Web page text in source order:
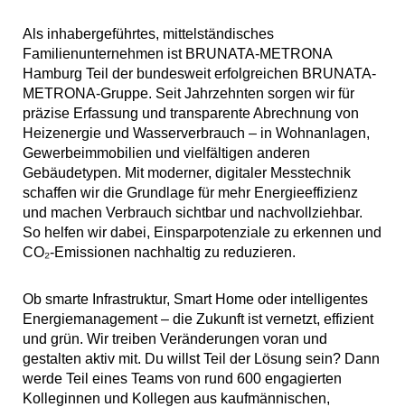
Als inhabergeführtes, mittelständisches
Familienunternehmen ist BRUNATA-METRONA
Hamburg Teil der bundesweit erfolgreichen BRUNATA-
METRONA-Gruppe. Seit Jahrzehnten sorgen wir für
präzise Erfassung und transparente Abrechnung von
Heizenergie und Wasserverbrauch – in Wohnanlagen,
Gewerbeimmobilien und vielfältigen anderen
Gebäudetypen. Mit moderner, digitaler Messtechnik
schaffen wir die Grundlage für mehr Energieeffizienz
und machen Verbrauch sichtbar und nachvollziehbar.
So helfen wir dabei, Einsparpotenziale zu erkennen und
CO₂-Emissionen nachhaltig zu reduzieren.
Ob smarte Infrastruktur, Smart Home oder intelligentes
Energiemanagement – die Zukunft ist vernetzt, effizient
und grün. Wir treiben Veränderungen voran und
gestalten aktiv mit. Du willst Teil der Lösung sein? Dann
werde Teil eines Teams von rund 600 engagierten
Kolleginnen und Kollegen aus kaufmännischen,